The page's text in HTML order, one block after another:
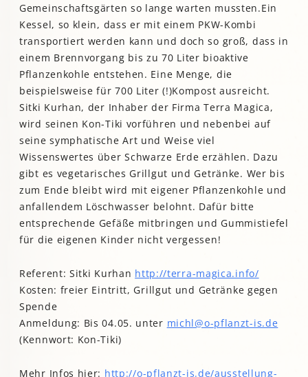
Gemeinschaftsgärten so lange warten mussten.Ein
Kessel, so klein, dass er mit einem PKW-Kombi
transportiert werden kann und doch so groß, dass in
einem Brennvorgang bis zu 70 Liter bioaktive
Pflanzenkohle entstehen. Eine Menge, die
beispielsweise für 700 Liter (!)Kompost ausreicht.
Sitki Kurhan, der Inhaber der Firma Terra Magica,
wird seinen Kon-Tiki vorführen und nebenbei auf
seine symphatische Art und Weise viel
Wissenswertes über Schwarze Erde erzählen. Dazu
gibt es vegetarisches Grillgut und Getränke. Wer bis
zum Ende bleibt wird mit eigener Pflanzenkohle und
anfallendem Löschwasser belohnt. Dafür bitte
entsprechende Gefäße mitbringen und Gummistiefel
für die eigenen Kinder nicht vergessen!
Referent: Sitki Kurhan http://terra-magica.info/
Kosten: freier Eintritt, Grillgut und Getränke gegen
Spende
Anmeldung: Bis 04.05. unter michl@o-pflanzt-is.de
(Kennwort: Kon-Tiki)
Mehr Infos hier: http://o-pflanzt-is.de/ausstellung-